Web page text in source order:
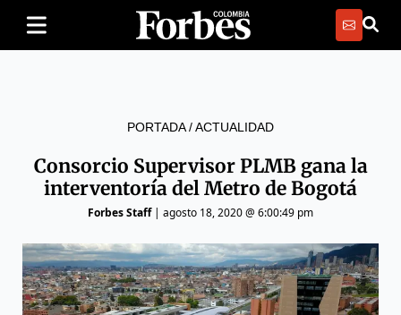
PORTADA/ACTUALIDAD
Consorcio Supervisor PLMB gana la
interventoría del Metro de Bogotá
Forbes Staff| agosto 18, 2020 @ 6:00:49 pm